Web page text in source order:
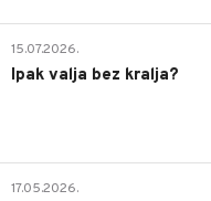
15.07.2026.
Ipak valja bez kralja?
17.05.2026.